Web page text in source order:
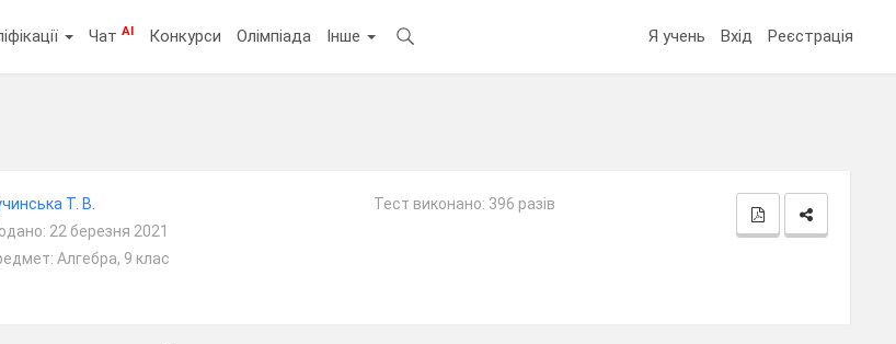
ЧатAI Конкурси Олімпіада Інше Я учень Вхід Реєстрація
Т. В.
22 березня 2021
Алгебра, 9 клас
Тест виконано: 396 разів